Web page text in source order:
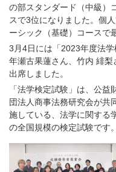
の部スタンダード（中級）
スで3位になりました。個
ーシック（基礎）コースで
3月4日には「2023年度法
年瀬古果蓮さん、竹内 緋
出席しました。
「法学検定試験」は、公
団法人商事法務研究会が共
施している、法学に関する
の全国規模の検定試験です。